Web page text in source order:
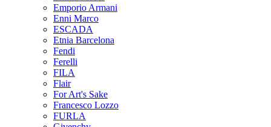
Emporio Armani
Enni Marco
ESCADA
Etnia Barcelona
Fendi
Ferelli
FILA
Flair
For Art's Sake
Francesco Lozzo
FURLA